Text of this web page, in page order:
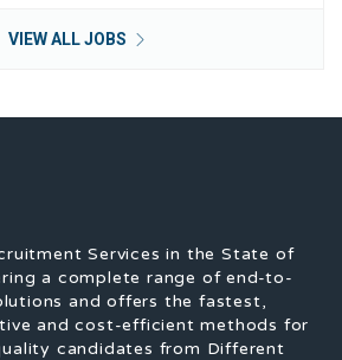
VIEW ALL JOBS
Services in the State of
a complete range of end-to-
and offers the fastest,
and cost-efficient methods for
candidates from Different